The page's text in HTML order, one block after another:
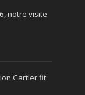
notre visite
Cartier fit